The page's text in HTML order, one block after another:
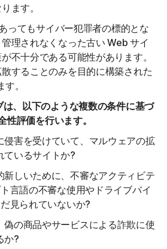
ます。
ってもサイバー犯罪者の標的とな
理されなくなった古い Web サイ
不十分である可能性があります。
することのみを目的に構築された
。
は、以下のような複数の条件に基づ
性評価を行います。
侵害を受けていて、マルウェアの拡
ているサイトか?
新しいために、不審なアクティビテ
言語の不審な使用やドライブバイ
見られていないか?
偽の商品やサービスによる詐欺に使
か?